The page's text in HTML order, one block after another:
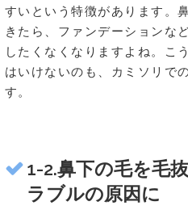
すいという特徴があります。
きたら、ファンデーションな
したくなくなりますよね。こ
はいけないのも、カミソリで
す。
1-2.鼻下の毛を毛
ラブルの原因に